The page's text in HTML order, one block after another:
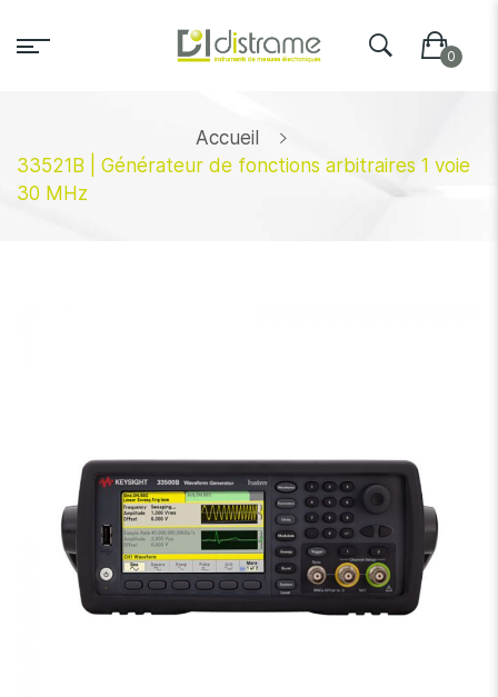
Accueil
33521B | Générateur de fonctions arbitraires 1 voie
30 MHz